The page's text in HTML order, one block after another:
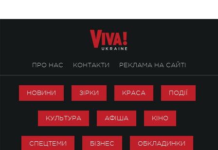
ПРО НАС КОНТАКТИ РЕКЛАМА НА САЙТІ
НОВИНИ ЗІРКИ КРАСА ПОДІЇ
КУЛЬТУРА АФІША КІНО
СПЕЦТЕМИ БІЗНЕС ОБКЛАДИНКИ